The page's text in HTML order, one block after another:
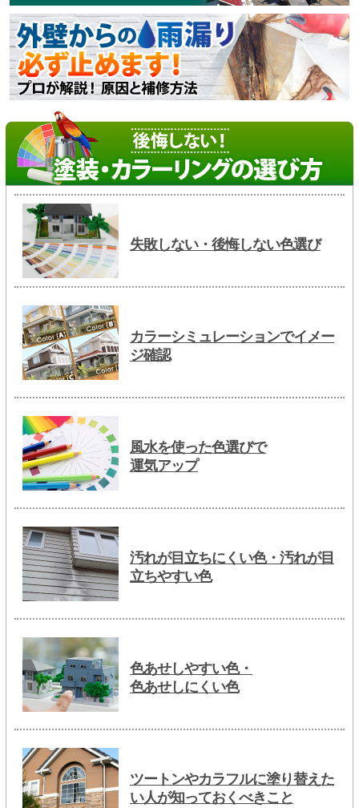
失敗しない・後悔しない色選び
カラーシミュレーションでイメー
ジ確認
風水を使った色選びで
運気アップ
汚れが目立ちにくい色・汚れが目
立ちやすい色
色あせしやすい色・
色あせしにくい色
ツートンやカラフルに塗り替えた
い人が知っておくべきこと